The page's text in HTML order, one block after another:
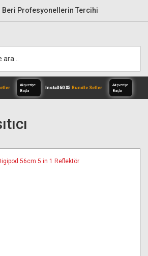
Beri Profesyonellerin Tercihi
Başla